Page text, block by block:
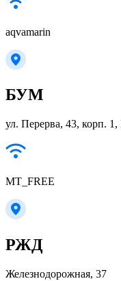
aqvamarin
БУМ
ул. Перерва, 43, корп.
MT_FREE
РЖД
Железнодорожная, 37